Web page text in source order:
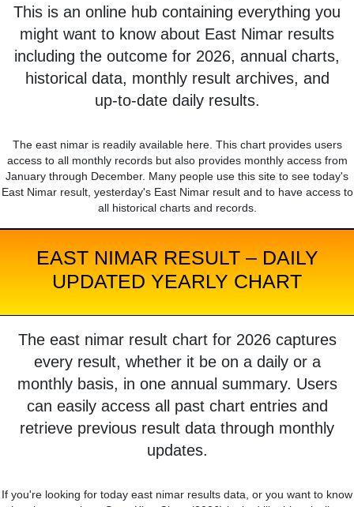
This is an online hub containing everything you
might want to know about East Nimar results
including the outcome for 2026, annual charts,
historical data, monthly result archives, and
up-to-date daily results.
The east nimar is readily available here. This chart provides users
access to all monthly records but also provides monthly access from
January through December. Many people use this site to see today's
East Nimar result, yesterday's East Nimar result and to have access to
all historical charts and records.
EAST NIMAR RESULT – DAILY
UPDATED YEARLY CHART
The east nimar result chart for 2026 captures
every result, whether it be on a daily or a
monthly basis, in one annual summary. Users
can easily access all past chart entries and
retrieve previous result data through monthly
updates.
If you're looking for today east nimar results data, or you want to know